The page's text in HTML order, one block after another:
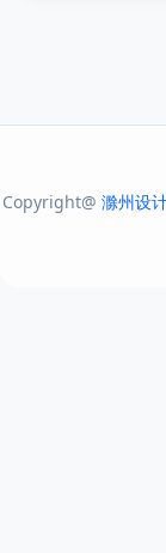
Copyright@ 滁州设